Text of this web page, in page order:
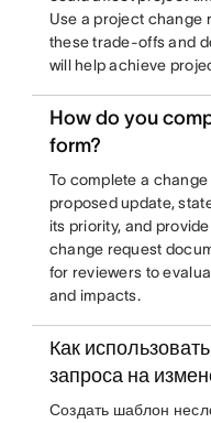
Use a project change
these trade-offs and
will help achieve
How do you
form?
To complete a
proposed update,
its priority, and
change request
for reviewers to
and impacts.
Как
запроса на
Создать шаблон